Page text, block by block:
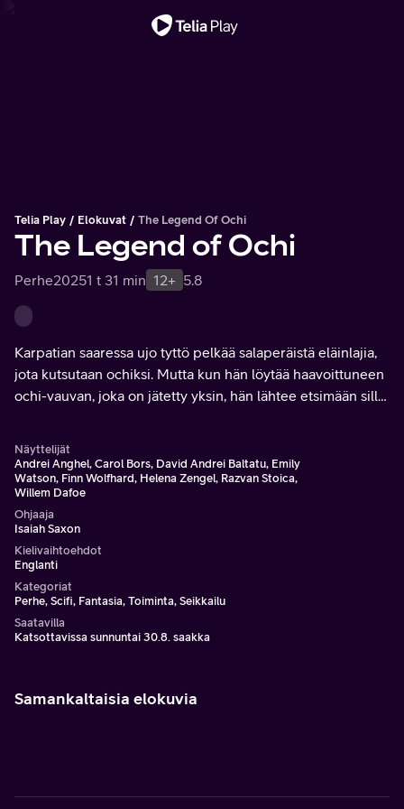
Telia Play Elokuvat The Legend Of Ochi
The Legend of Ochi
Perhe20251 t 31 min 12+ 5.8
Karpatian saaressa ujo tyttö pelkää salaperäistä eläinlajia,
jota kutsutaan ochiksi. Mutta kun hän löytää haavoittuneen
ochi-vauvan, joka on jätetty yksin, hän lähtee etsimään sille
Näyttelijät
Andrei Anghel, Carol Bors, David Andrei Baltatu, Emily
Watson, Finn Wolfhard, Helena Zengel, Razvan Stoica,
Willem Dafoe
Ohjaaja
Isaiah Saxon
Kielivaihtoehdot
Englanti
Kategoriat
Perhe, Scifi, Fantasia, Toiminta, Seikkailu
Saatavilla
Katsottavissa sunnuntai 30.8. saakka
Samankaltaisia elokuvia